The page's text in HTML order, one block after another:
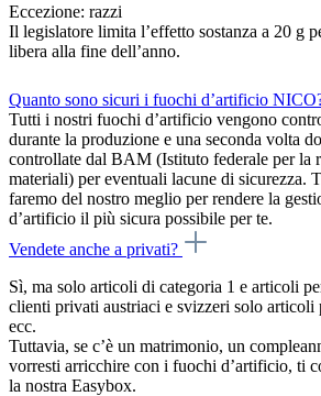
Eccezione: razzi
Il legislatore limita l’effetto sostanza a 20 g
libera alla fine dell’anno.
Quanto sono sicuri i fuochi d’artificio
Tutti i nostri fuochi d’artificio vengono
durante la produzione e una seconda volta
controllate dal BAM (Istituto federale per la
materiali) per eventuali lacune di sicurezza.
faremo del nostro meglio per rendere la
d’artificio il più sicura possibile per te.
Vendete anche a privati?
Sì, ma solo articoli di categoria 1 e articoli
clienti privati austriaci e svizzeri solo articoli
ecc.
Tuttavia, se c’è un matrimonio, un
vorresti arricchire con i fuochi d’artificio, ti
la nostra Easybox.